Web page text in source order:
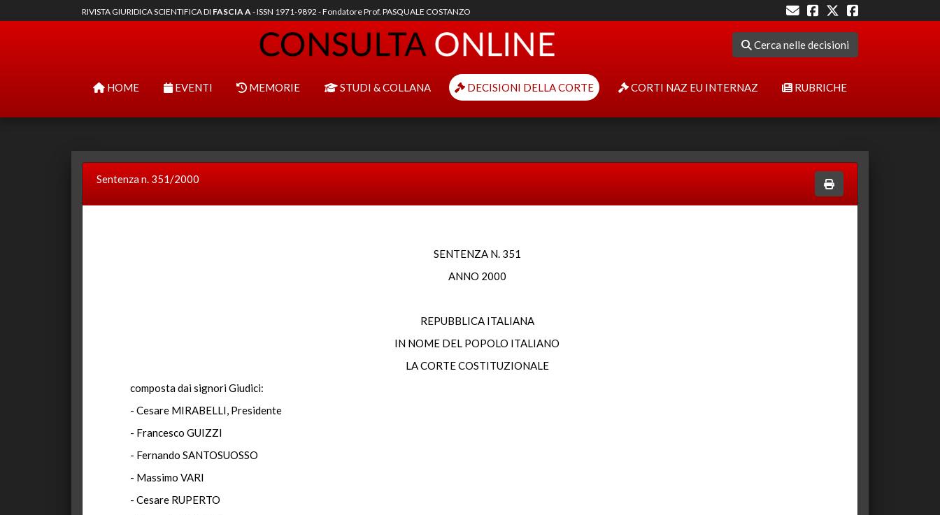
RIVISTA GIURIDICA SCIENTIFICA DI FASCIA A- ISSN 1971-9892 - Fondatore Prof. PASQUALE COSTANZO
Cerca nelle decisioni
HOME EVENTI MEMORIE STUDI & COLLANA DECISIONI DELLA CORTE CORTI NAZ EU INTERNAZ RUBRICHE
Sentenza n. 351/2000
SENTENZA N. 351
ANNO 2000
REPUBBLICA ITALIANA
IN NOME DEL POPOLO ITALIANO
LA CORTE COSTITUZIONALE
composta dai signori Giudici:
- Cesare MIRABELLI, Presidente
- Francesco GUIZZI
- Fernando SANTOSUOSSO
- Massimo VARI
- Cesare RUPERTO